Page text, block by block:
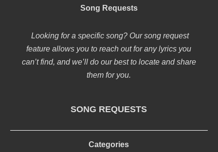
Song Requests
Looking for a specific song? Our song request
feature allows you to reach out for any lyrics you
can’t find, and we’ll do our best to locate and share
them for you.
SONG REQUESTS
Categories